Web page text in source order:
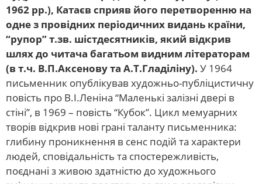
1962 рр.), Катаєв сприяв його перетворенню на
одне з провідних періодичних видань країни,
“рупор” т.зв. шістдесятників, який відкрив
шлях до читача багатьом видним літераторам
(в т.ч. В.П.Аксенову та А.Т.Гладіліну). У 1964
письменник опублікував художньо-публіцистичну
повість про В.І.Леніна “Маленькі залізні двері в
стіні”, в 1969 – повість “Кубок”. Цикл мемуарних
творів відкрив нові грані таланту письменника:
глибину проникнення в сенс подій та характери
людей, сповідальність та спостережливість,
поєднані з живою здатністю до художнього